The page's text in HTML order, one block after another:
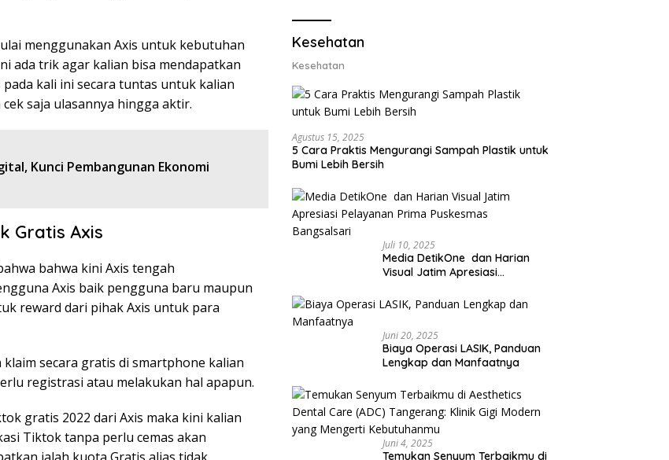
menggunakan Axis untuk kebutuhan
ada trik agar kalian bisa mendapatkan
kali ini secara tuntas untuk kalian
saja ulasannya hingga aktir.
Kunci Pembangunan Ekonomi
Gratis Axis
bahwa kini Axis tengah
Axis baik pengguna baru maupun
reward dari pihak Axis untuk para
secara gratis di smartphone kalian
registrasi atau melakukan hal apapun.
gratis 2022 dari Axis maka kini kalian
Tiktok tanpa perlu cemas akan
Lobster 50 Gram
Kesehatan
Kesehatan
Agustus 15, 2025
5 Cara Praktis Mengurangi Sampah Plastik untuk
Bumi Lebih Bersih
Juli 10, 2025
Media DetikOne dan Harian
Visual Jatim Apresiasi
Bangsalsari
Juni 20, 2025
Biaya Operasi LASIK, Panduan
Lengkap dan Manfaatnya
Juni 4, 2025
Temukan Senyum Terbaikmu di